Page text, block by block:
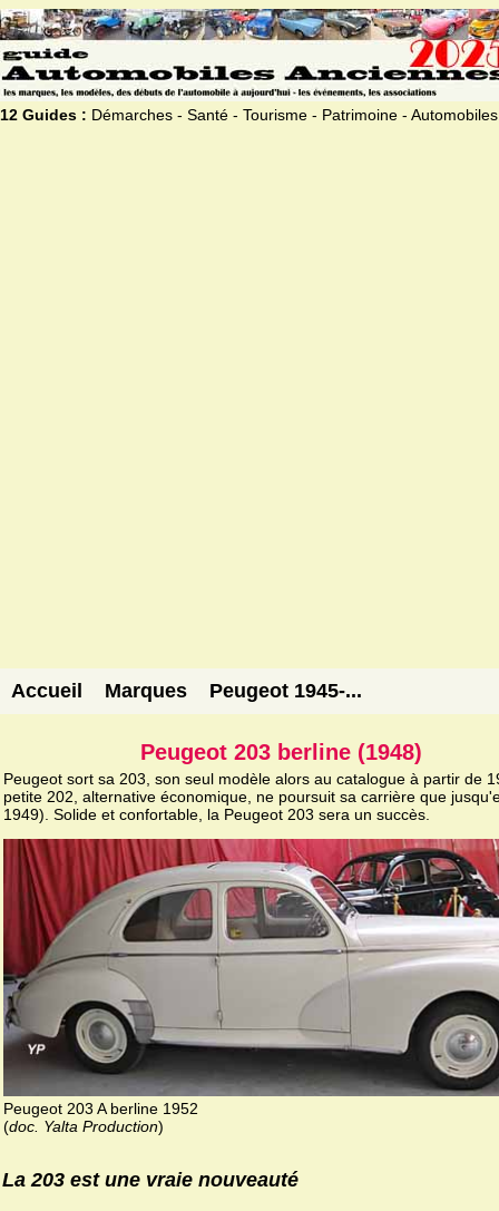
12 Guides : Démarches - Santé - Tourisme - Patrimoine - Automobiles
Accueil Marques Peugeot 1945-...
Peugeot 203 berline (1948)
Peugeot sort sa 203, son seul modèle alors au catalogue à partir de
petite 202, alternative économique, ne poursuit sa carrière que
1949). Solide et confortable, la Peugeot 203 sera un succès.
Peugeot 203 A berline 1952
(doc. Yalta Production)
La 203 est une vraie nouveauté